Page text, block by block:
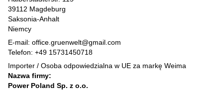
39112 Magdeburg
Saksonia-Anhalt
Niemcy
E-mail: office.gruenwelt@gmail.com
Telefon: +49 15731450718
Importer / Osoba odpowiedzialna w UE za markę Weima
Nazwa firmy:
Power Poland Sp. z o.o.